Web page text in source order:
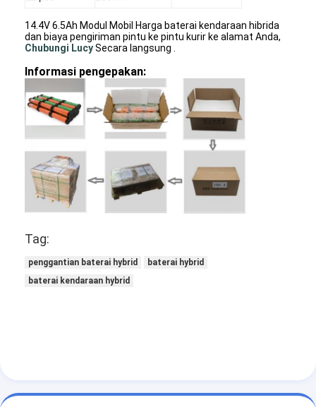
Paket Baterai Nimh
Kemasan Baterai Bagus
Paket Baterai Lithium Ion
Baterai Senter Isi Ulang
darurat pencahayaan baterai
Baterai Li Mno2
Baterai Li Socl2
Baterai Lithium Utama
14.4V 6.5Ah Modul Mobil Harga baterai kendaraan hibrida
dan biaya pengiriman pintu ke pintu kurir ke alamat Anda,
C hubungi LucySecara langsung .
Informasi pengepakan:
Tag:
penggantian baterai hybrid
baterai hybrid
baterai kendaraan hybrid